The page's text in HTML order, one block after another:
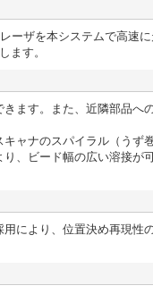
ーザを本システムで高速に
ます。
ます。また、近隣部品へ
ャナのスパイラル（うず
、ビード幅の広い溶接が
により、位置決め再現性